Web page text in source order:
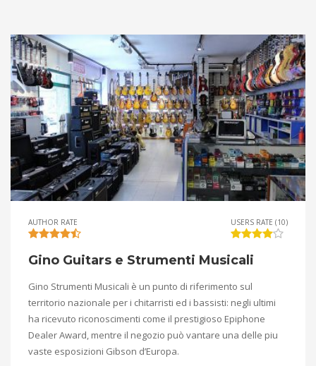
AUTHOR RATE USERS RATE (10)
Gino Guitars e Strumenti Musicali
Gino Strumenti Musicali è un punto di riferimento sul
territorio nazionale per i chitarristi ed i bassisti: negli ultimi
ha ricevuto riconoscimenti come il prestigioso Epiphone
Dealer Award, mentre il negozio può vantare una delle piu
vaste esposizioni Gibson d’Europa.